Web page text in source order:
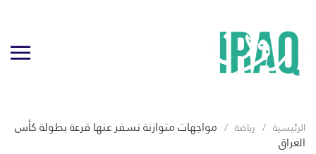
الرئيسية رياضة مواجهات متوازنة تسفر عنها قرعة بطولة كأس
العراق